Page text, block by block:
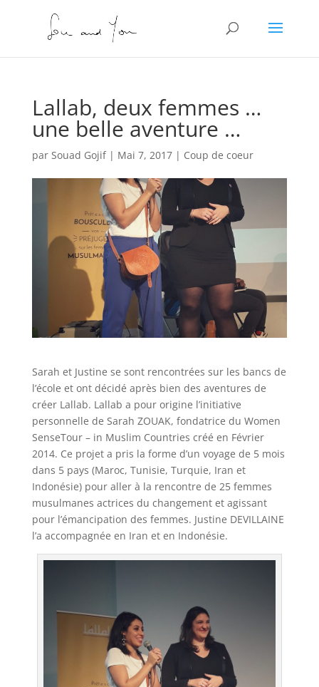
Lallab, deux femmes …
une belle aventure …
par Souad Gojif| Mai 7, 2017| Coup de coeur
Sarah et Justine se sont rencontrées sur les bancs de
l’école et ont décidé après bien des aventures de
créer Lallab. Lallab a pour origine l’initiative
personnelle de Sarah ZOUAK, fondatrice du Women
SenseTour – in Muslim Countries créé en Février
2014. Ce projet a pris la forme d’un voyage de 5 mois
dans 5 pays (Maroc, Tunisie, Turquie, Iran et
Indonésie) pour aller à la rencontre de 25 femmes
musulmanes actrices du changement et agissant
pour l’émancipation des femmes. Justine DEVILLAINE
l’a accompagnée en Iran et en Indonésie.